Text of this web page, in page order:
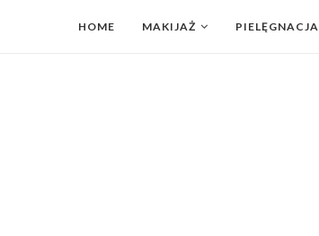
HOME MAKIJAŻ PIELĘGNACJA